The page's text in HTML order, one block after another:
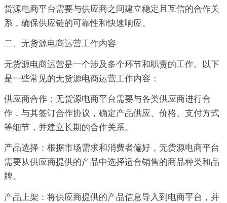
货源电商平台需要与供应商之间建立稳定且互信的合作关
系，确保供应链的可靠性和快速响应。
二、无货源电商运营工作内容
无货源电商运营是一个涉及多个环节和职责的工作。以下
是一些常见的无货源电商运营工作内容：
供应商合作：无货源电商平台需要与各类供应商进行合
作，与其签订合作协议，确定产品供应、价格、支付方式
等细节，并建立长期的合作关系。
产品选择：根据市场需求和消费者偏好，无货源电商平台
需要从供应商提供的产品中选择适合销售的商品种类和品
牌。
产品上架：将供应商提供的产品信息导入到电商平台，并